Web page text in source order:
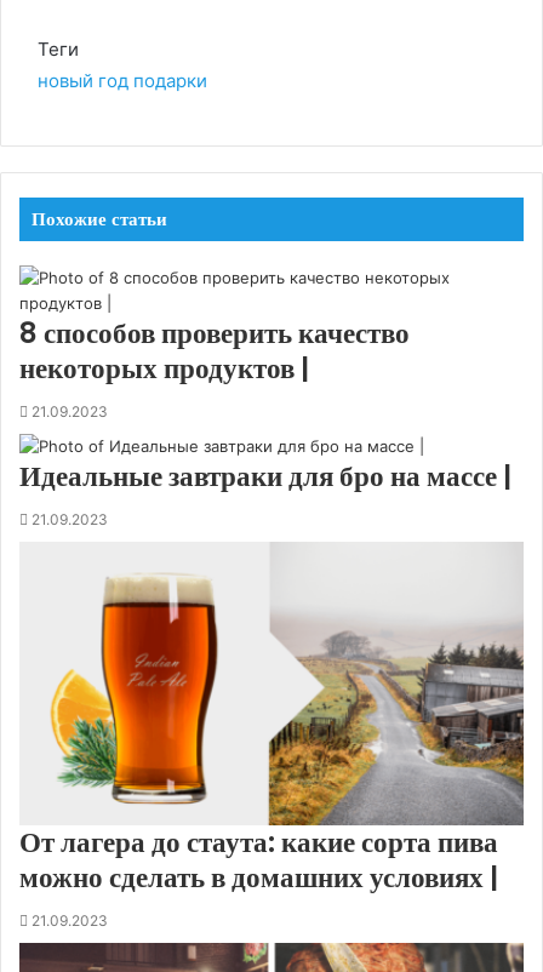
Теги
новый год подарки
Похожие статьи
8 способов проверить качество
некоторых продуктов |
21.09.2023
Идеальные завтраки для бро на массе |
21.09.2023
От лагера до стаута: какие сорта пива
можно сделать в домашних условиях |
21.09.2023